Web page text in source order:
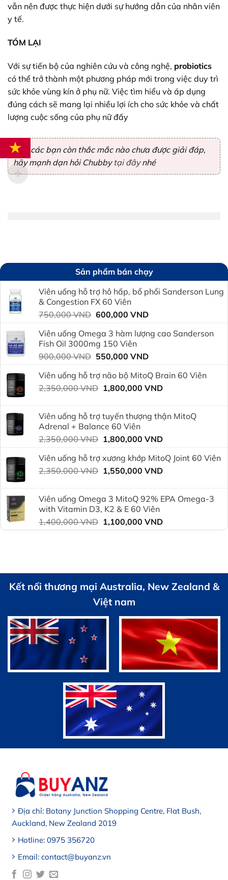
vẫn nên được thực hiện dưới sự hướng dẫn của nhân viên
y tế.
TÓM LẠI
Với sự tiến bộ của nghiên cứu và công nghệ, probiotics
có thể trở thành một phương pháp mới trong việc duy trì
sức khỏe vùng kín ở phụ nữ. Việc tìm hiểu và áp dụng
đúng cách sẽ mang lại nhiều lợi ích cho sức khỏe và chất
lượng cuộc sống của phụ nữ đấy
Nếu các bạn còn thắc mắc nào chưa được giải đáp,
hãy mạnh dạn hỏi Chubby tại đâynhé
Sản phẩm bán chạy
Viên uống hỗ trợ hô hấp, bổ phổi Sanderson Lung
& Congestion FX 60 Viên
750,000VND Giá
là:
750,000 VND.
600,000 VNDGiá
tại
600,000 VND.
Viên uống Omega 3 hàm lượng cao Sanderson
Fish Oil 3000mg 150 Viên
900,000VND Giá
là:
900,000 VND.
550,000 VNDGiá
tại
là:
Viên uống hỗ trợ não bộ MitoQ Brain 60 Viên
2,350,000VND Giá
2,350,000 VND.
1,800,000 VNDGiá
là:
Viên uống hỗ trợ tuyến thượng thận MitoQ
Adrenal + Balance 60 Viên
2,350,000VND Giá
là:
2,350,000 VND.
1,800,000 VNDGiá
tại
là:
Viên uống hỗ trợ xương khớp MitoQ Joint 60 Viên
2,350,000VND Giá
2,350,000 VND.
1,550,000 VNDGiá
là:
Viên uống Omega 3 MitoQ 92% EPA Omega-3
with Vitamin D3, K2 & E 60 Viên
1,400,000VND Giá
gốc
1,100,000 VNDGiá
hiện
Kết nối thương mại Australia, New Zealand &
Việt nam
Địa chỉ: Botany Junction Shopping Centre, Flat Bush,
Auckland, New Zealand 2019
Hotline: 0975 356720
Email: contact@buyanz.vn